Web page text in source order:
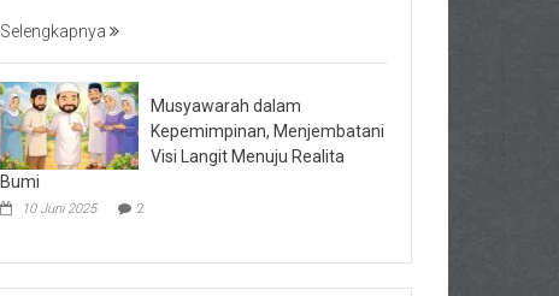
Selengkapnya
Musyawarah dalam
Kepemimpinan, Menjembatani
Visi Langit Menuju Realita
Bumi
10 Juni 2025 2